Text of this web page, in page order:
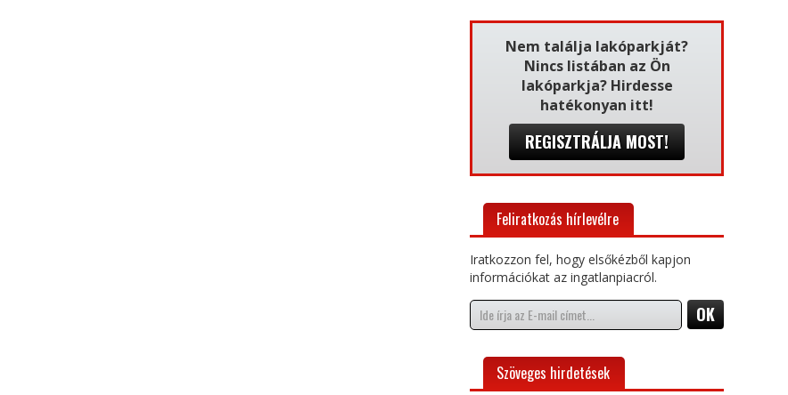
Nem találja lakóparkját?
Nincs listában az Ön
lakóparkja? Hirdesse
hatékonyan itt!
REGISZTRÁLJA MOST!
Feliratkozás hírlevélre
Iratkozzon fel, hogy elsőkézből kapjon
információkat az ingatlanpiacról.
Szöveges hirdetések